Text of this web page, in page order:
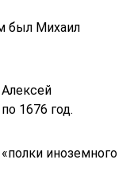
был Михаил
1676 год.
иноземного